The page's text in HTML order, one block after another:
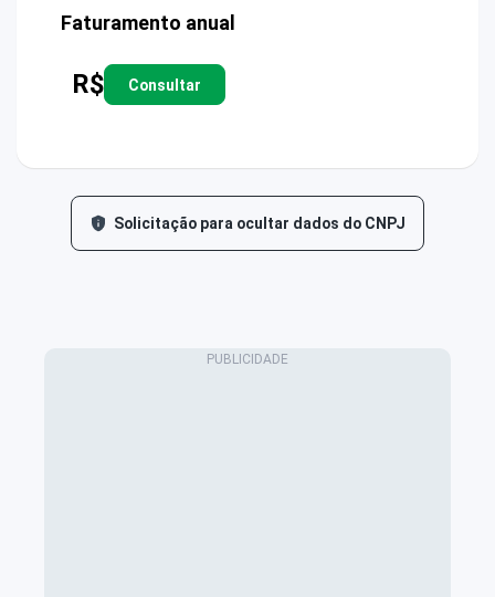
Faturamento anual
R$ Consultar
Solicitação para ocultar dados do CNPJ